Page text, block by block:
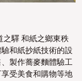
之驛 和紙之鄉東秩
和紙抄紙技術的設
製作蕎麥麵體驗工
受美食和購物等地